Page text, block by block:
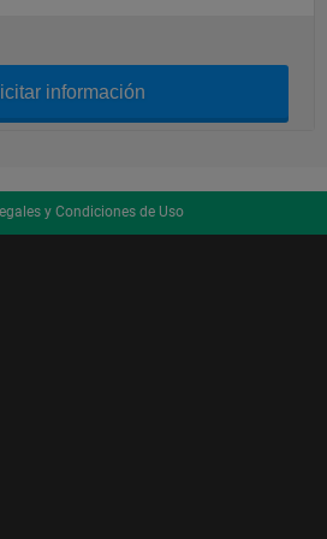
información
y Condiciones de Uso